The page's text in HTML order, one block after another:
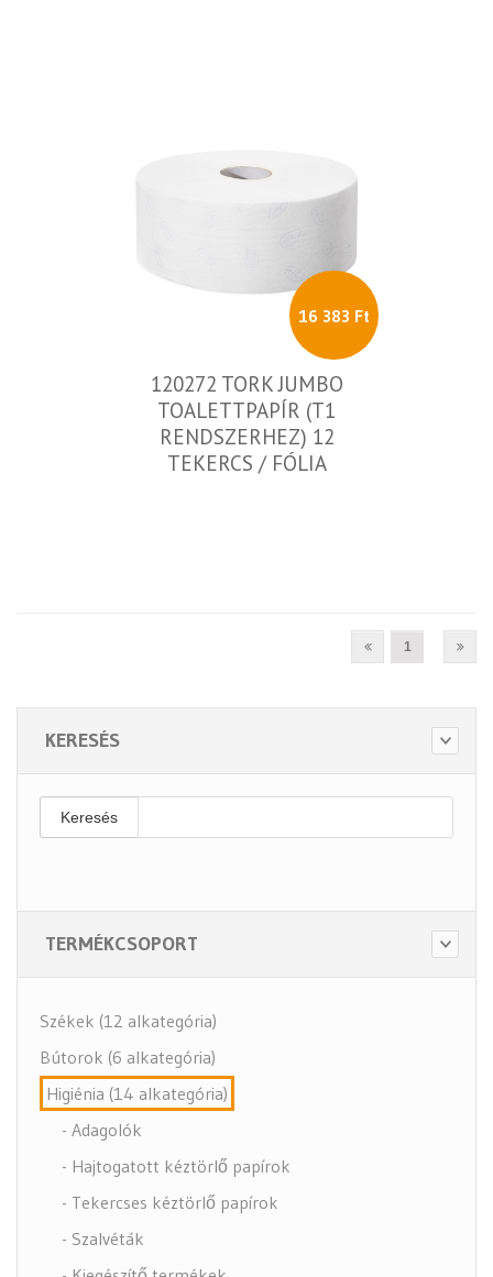
16 383 Ft
120272 TORK JUMBO
TOALETTPAPÍR (T1
RENDSZERHEZ) 12
TEKERCS / FÓLIA
1
KERESÉS
Keresés
TERMÉKCSOPORT
Székek (12 alkategória)
Bútorok (6 alkategória)
Higiénia (14 alkategória)
- Adagolók
- Hajtogatott kéztörlő papírok
- Tekercses kéztörlő papírok
- Szalvéták